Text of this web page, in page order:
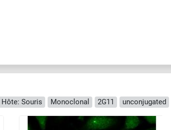
Hôte: Souris Monoclonal 2G11 unconjugated